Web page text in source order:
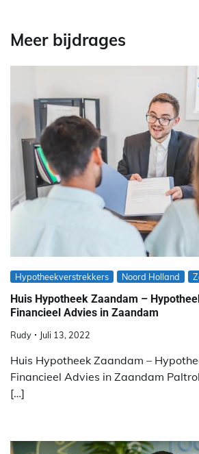
Meer bijdrages
Hypotheekverstrekkers Noord Holland
Huis Hypotheek Zaandam –
Financieel Advies in Zaandam
Rudy Juli 13, 2022
Huis Hypotheek Zaandam –
Financieel Advies in Zaandam
[…]